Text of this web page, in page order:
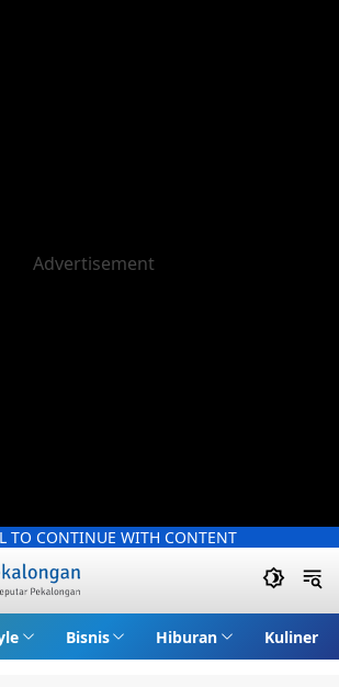
TO CONTINUE WITH CONTENT
Bisnis Hiburan Kuliner